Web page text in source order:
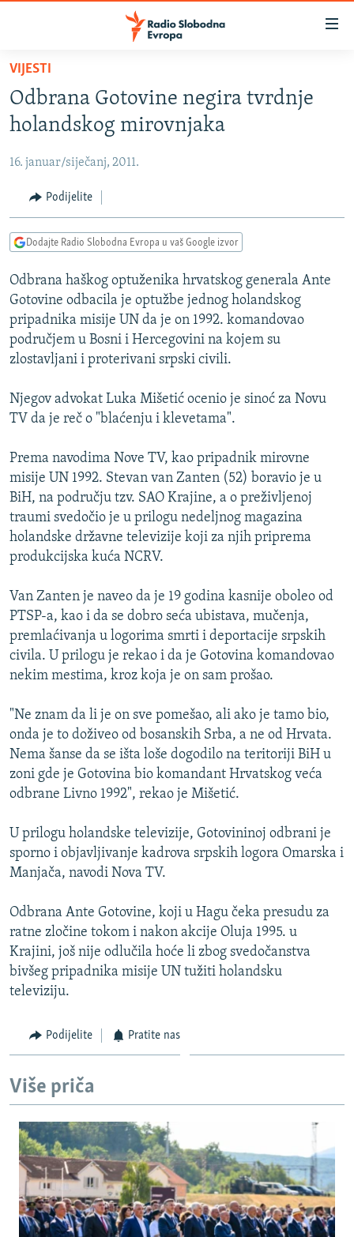
Pređite
glavni
sadržaj
na
navigaciju
Pređite
na
VIJESTI
BOSNA I HERCEGOVINA
KOSOVO
CRNA GORA
VIDEO
FOTOGALERIJE
INFOGRAFIKE
PODCASTI
RAT U UKRAJINI
KINA NA BALKANU
RSE PRIČE IZ SVIJETA
ISPRIČAJ MI
DNEVNO@RSE
SPECIJALI RSE
VIŠE OD NASLOVA
GENOCID U SREBRENICI
POPLAVE I KLIZIŠTA U BIH 2024.
TV LIBERTY
POST SCRIPTUM
MOJA EVROPA
TRI DECENIJE OD RATA U BIH
SVE KARTE DEJTONA
NASTANAK I RASPAD JUGOSLAVIJE
Sve RFE/RL stranice
VIJESTI
Odbrana Gotovine negira tvrdnje
holandskog mirovnjaka
16. januar/siječanj, 2011.
Podijelite
Dodajte Radio Slobodna Evropa u vaš Google izvor
Odbrana haškog optuženika hrvatskog generala Ante
Gotovine odbacila je optužbe jednog holandskog
pripadnika misije UN da je on 1992. komandovao
područjem u Bosni i Hercegovini na kojem su
zlostavljani i proterivani srpski civili.
Njegov advokat Luka Mišetić ocenio je sinoć za Novu
TV da je reč o "blaćenju i klevetama".
Prema navodima Nove TV, kao pripadnik mirovne
misije UN 1992. Stevan van Zanten (52) boravio je u
BiH, na području tzv. SAO Krajine, a o preživljenoj
traumi svedočio je u prilogu nedeljnog magazina
holandske državne televizije koji za njih priprema
produkcijska kuća NCRV.
Van Zanten je naveo da je 19 godina kasnije oboleo od
PTSP-a, kao i da se dobro seća ubistava, mučenja,
premlaćivanja u logorima smrti i deportacije srpskih
civila. U prilogu je rekao i da je Gotovina komandovao
nekim mestima, kroz koja je on sam prošao.
"Ne znam da li je on sve pomešao, ali ako je tamo bio,
onda je to doživeo od bosanskih Srba, a ne od Hrvata.
Nema šanse da se išta loše dogodilo na teritoriji BiH u
zoni gde je Gotovina bio komandant Hrvatskog veća
odbrane Livno 1992", rekao je Mišetić.
U prilogu holandske televizije, Gotovininoj odbrani je
sporno i objavljivanje kadrova srpskih logora Omarska i
Manjača, navodi Nova TV.
Odbrana Ante Gotovine, koji u Hagu čeka presudu za
ratne zločine tokom i nakon akcije Oluja 1995. u
Krajini, još nije odlučila hoće li zbog svedočanstva
bivšeg pripadnika misije UN tužiti holandsku
televiziju.
Podijelite Pratite nas
Više priča